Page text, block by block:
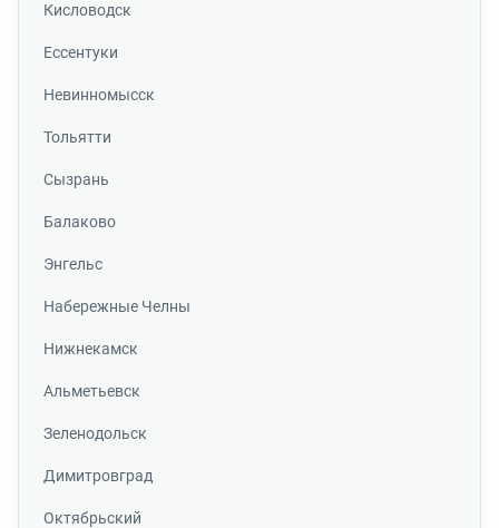
Кисловодск
Ессентуки
Невинномысск
Тольятти
Сызрань
Балаково
Энгельс
Набережные Челны
Нижнекамск
Альметьевск
Зеленодольск
Димитровград
Октябрьский